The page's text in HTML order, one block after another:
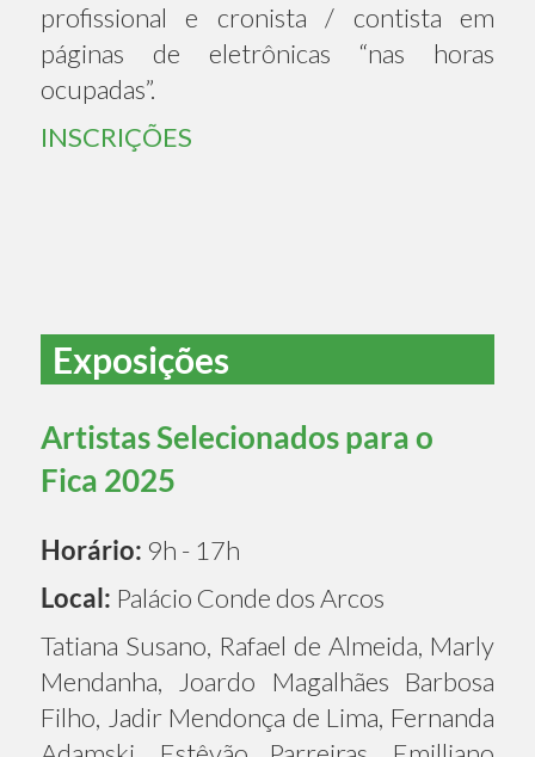
profissional e cronista / contista em
páginas de eletrônicas “nas horas
ocupadas”.
INSCRIÇÕES
Exposições
Artistas Selecionados para o
Fica 2025
Horário: 9h - 17h
Local: Palácio Conde dos Arcos
Tatiana Susano, Rafael de Almeida, Marly
Mendanha, Joardo Magalhães Barbosa
Filho, Jadir Mendonça de Lima, Fernanda